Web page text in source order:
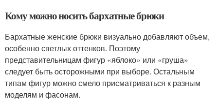
Кому можно носить бархатные брюки
Бархатные женские брюки визуально добавляют объем,
особенно светлых оттенков. Поэтому
представительницам фигур «яблоко» или «груша»
следует быть осторожными при выборе. Остальным
типам фигур можно смело присматриваться к разным
моделям и фасонам.